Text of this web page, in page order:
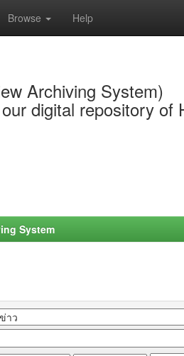
Browse Help
Archiving System)
digital repository of
System